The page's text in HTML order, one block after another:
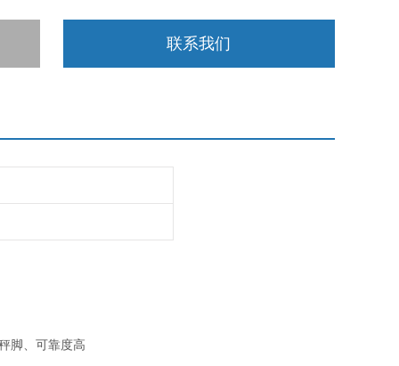
联系我们
脚、可靠度高